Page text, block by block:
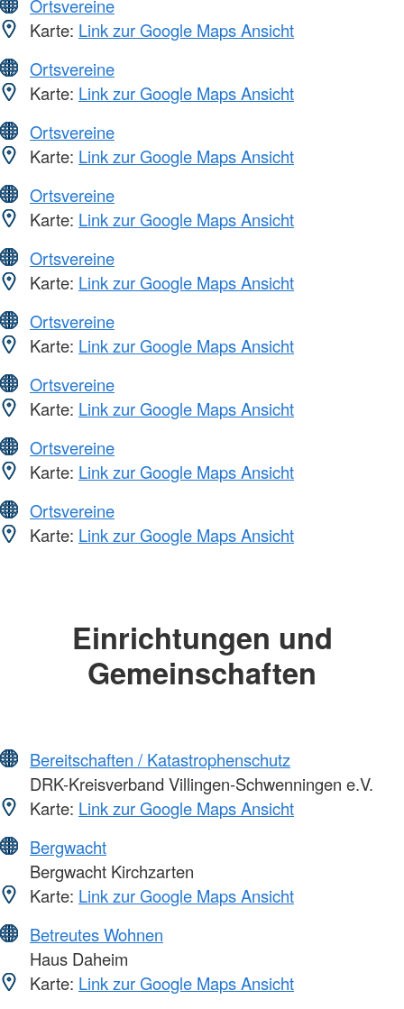
Ortsvereine
Karte: Link zur Google Maps Ansicht
Ortsvereine
Karte: Link zur Google Maps Ansicht
Ortsvereine
Karte: Link zur Google Maps Ansicht
Ortsvereine
Karte: Link zur Google Maps Ansicht
Ortsvereine
Karte: Link zur Google Maps Ansicht
Ortsvereine
Karte: Link zur Google Maps Ansicht
Ortsvereine
Karte: Link zur Google Maps Ansicht
Ortsvereine
Karte: Link zur Google Maps Ansicht
Ortsvereine
Karte: Link zur Google Maps Ansicht
Einrichtungen und
Gemeinschaften
Bereitschaften / Katastrophenschutz
DRK-Kreisverband Villingen-Schwenningen e.V.
Karte: Link zur Google Maps Ansicht
Bergwacht
Bergwacht Kirchzarten
Karte: Link zur Google Maps Ansicht
Betreutes Wohnen
Haus Daheim
Karte: Link zur Google Maps Ansicht